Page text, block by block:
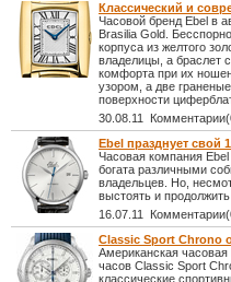
Классический и
Часовой бренд Ebel в
Brasilia Gold.
корпуса из желтого
владелицы, а браслет
комфорта при их
узором, а две
поверхности
30.08.11
Ebel празднует свой
Часовая компания
богата различными
владельцев. Но,
выстоять и
16.07.11
Classic Sport Chrono
Американская
часов Classic Sport
классические